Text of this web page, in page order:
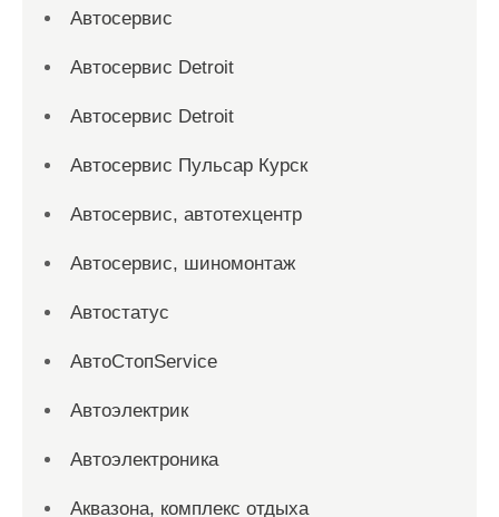
Автосервис
Автосервис Detroit
Автосервис Detroit
Автосервис Пульсар Курск
Автосервис, автотехцентр
Автосервис, шиномонтаж
Автостатус
АвтоСтопService
Автоэлектрик
Автоэлектроника
Аквазона, комплекс отдыха